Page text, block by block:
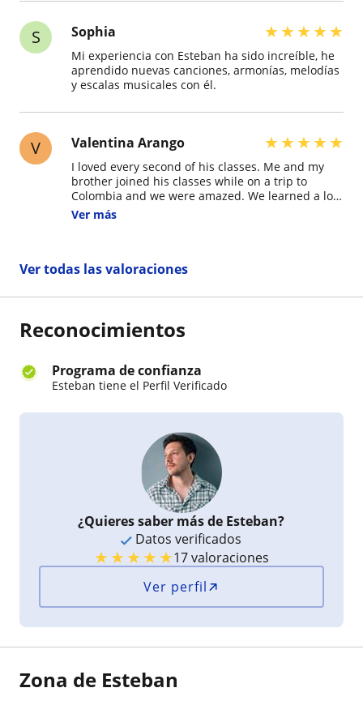
S Sophia ★★★★★
Mi experiencia con Esteban ha sido increíble, he
aprendido nuevas canciones, armonías, melodías
y escalas musicales con él.
V Valentina Arango ★★★★★
I loved every second of his classes. Me and my
brother joined his classes while on a trip to
Colombia and we were amazed. We learned a lot
in such little time and we had lots of fun. We live
accommodating, as he allowed us to pick when
at teaching both guitar and piano.
Ver más
Ver todas las valoraciones
Reconocimientos
Programa de confianza
Esteban tiene el Perfil Verificado
¿Quieres saber más de Esteban?
Datos verificados
★★★★★17 valoraciones
Ver perfil
Zona de Esteban